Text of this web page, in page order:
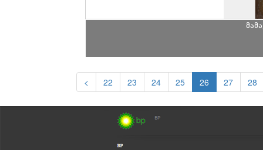
< 22 23 24 25 26 27 28